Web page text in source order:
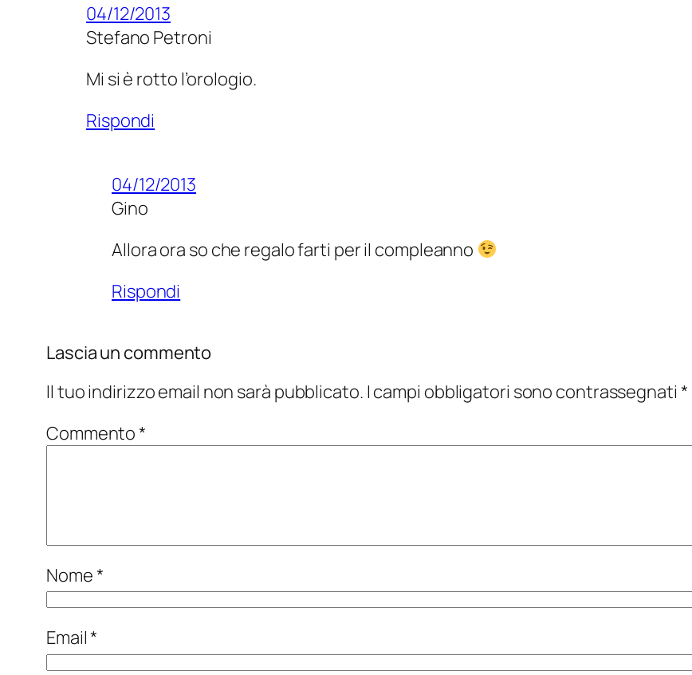
04/12/2013
Stefano Petroni
Mi si è rotto l’orologio.
Rispondi
04/12/2013
Gino
Allora ora so che regalo farti per il compleanno
Rispondi
Lascia un commento
Il tuo indirizzo email non sarà pubblicato. I campi obbligatori sono contrassegnati *
Commento*
Nome*
Email*